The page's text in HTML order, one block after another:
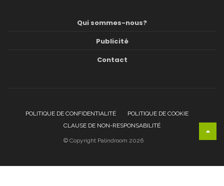
Qui sommes-nous?
Publicité
Contact
POLITIQUE DE CONFIDENTIALITÉ
POLITIQUE DE COOKIE
CLAUSE DE NON-RESPONSABILITÉ
© Copyright Palindroom 2026